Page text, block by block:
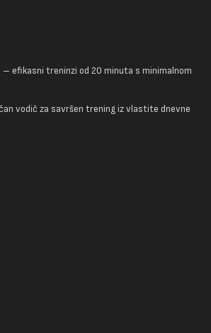
– efikasni treninzi od 20 minuta s minimalnom
vodič za savršen trening iz vlastite dnevne